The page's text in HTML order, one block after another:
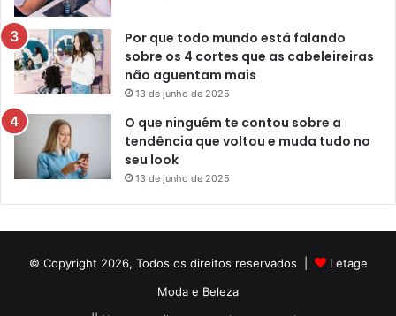
Por que todo mundo está falando
sobre os 4 cortes que as cabeleireiras
não aguentam mais
13 de junho de 2025
O que ninguém te contou sobre a
tendência que voltou e muda tudo no
seu look
13 de junho de 2025
© Copyright 2026, Todos os direitos reservados |
Letage
Moda e Beleza